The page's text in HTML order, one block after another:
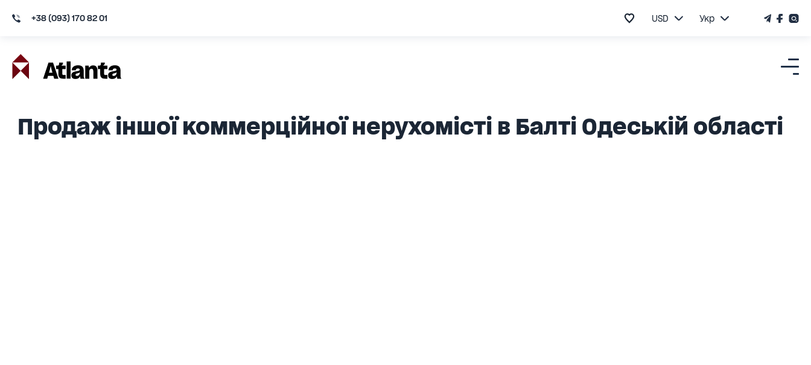
+38 (093) 170 82 01 USD Укр
Продаж іншої коммерційної нерухомісті в Балті Одеській області